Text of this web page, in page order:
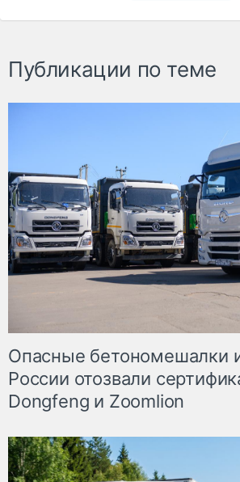
Публикации по теме
Опасные бетономешалки
России отозвали
Dongfeng и Zoomlion